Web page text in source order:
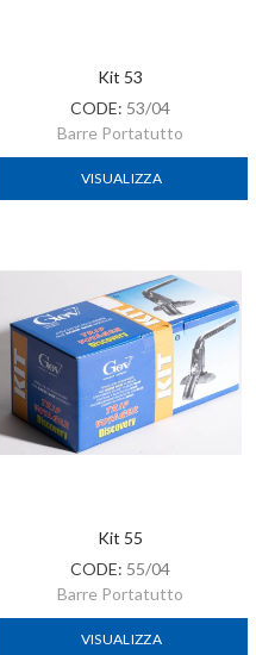
Kit 53
CODE: 53/04
Barre Portatutto
VISUALIZZA
Kit 55
CODE: 55/04
Barre Portatutto
VISUALIZZA